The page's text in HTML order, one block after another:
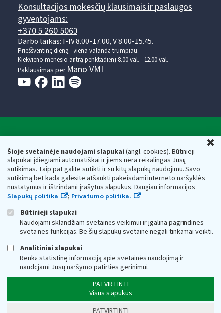
Šioje svetainėje naudojami slapukai(angl. cookies). Būtinieji
slapukai įdiegiami automatiškai ir jiems nėra reikalingas Jūsų
sutikimas. Taip pat galite sutikti ir su kitų slapukų naudojimu. Savo
sutikimą bet kada galėsite atšaukti pakeisdami interneto naršyklės
nustatymus ir ištrindami įrašytus slapukus. Daugiau informacijos
Slapukų politika
; Privatumo politika.
Būtinieji slapukai
Naudojami sklandžiam svetainės veikimui ir įgalina pagrindines
svetainės funkcijas. Be šių slapukų svetainė negali tinkamai veikti.
Analitiniai slapukai
Renka statistinę informaciją apie svetainės naudojimą ir
naudojami Jūsų naršymo patirties gerinimui.
PATVIRTINTI
Visus slapukus
PATVIRTINTI
Konsultacijos mokesčių klausimais ir paslaugos
gyventojams:
+370 5 260 5060
Darbo laikas: I-IV 8.00-17.00, V 8.00-15.45.
Prieššventinę dieną - viena valanda trumpiau.
Kiekvieno mėnesio antrą penktadienį 8.00 val. - 12.00 val.
Paklausimas per Mano VMI
Respublikos finansų ministerijos
Biudžetinė įstaiga. Juridinio asmens kodas — 188659752,
adresas: Vasario 16-osios g. 14, 01107 Vilnius, Lietuva, el.paštas:
vmi@vmi.lt, E. pristatymo dėžutės adresas 188659752
Duomenys apie Valstybinę mokesčių inspekciją prie Lietuvos
Respublikos finansų ministerijos kaupiami ir saugomi Juridinių